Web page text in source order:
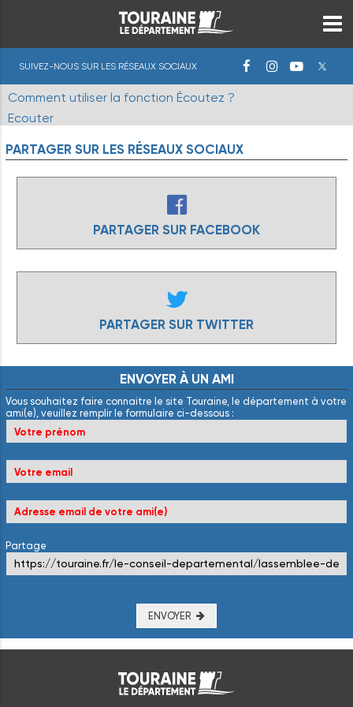
SUIVEZ-NOUS SUR LES RÉSEAUX SOCIAUX
Comment utiliser la fonction Écoutez ?
Ecouter
PARTAGER SUR LES RÉSEAUX SOCIAUX
PARTAGER SUR FACEBOOK
PARTAGER SUR TWITTER
ENVOYER À UN AMI
Vous souhaitez faire connaitre le site Touraine, le département à votre
ami(e), veuillez remplir le formulaire ci-dessous :
Partage
ENVOYER